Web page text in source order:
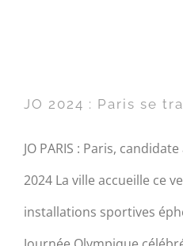
JO 2024 : Paris se
JO PARIS : Paris,
2024 La ville accueille ce
installations sportives